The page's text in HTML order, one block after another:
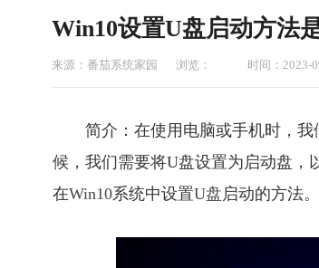
Win10设置U盘启动方法
来源：番茄系统家园 浏览： 时间：2023-
简介：在使用电脑或手机时，
候，我们需要将U盘设置为启动盘，
在Win10系统中设置U盘启动的方法。